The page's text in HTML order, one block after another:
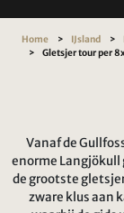
Home IJsland
Gletsjer tour per
Vanaf de
enorme Langjökull
de grootste
zware klus aan